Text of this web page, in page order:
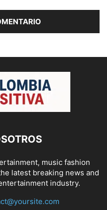
music fashion
latest breaking news and
industry.